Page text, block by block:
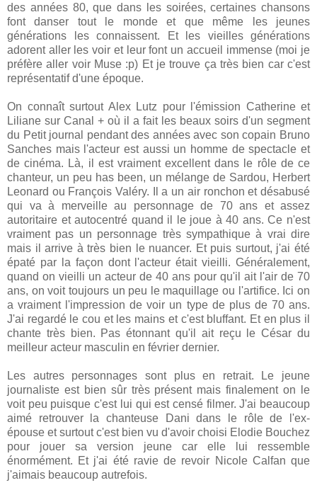
des années 80, que dans les soirées, certaines chansons
font danser tout le monde et que même les jeunes
générations les connaissent. Et les vieilles générations
adorent aller les voir et leur font un accueil immense (moi je
préfère aller voir Muse :p) Et je trouve ça très bien car c'est
représentatif d'une époque.
On connaît surtout Alex Lutz pour l'émission Catherine et
Liliane sur Canal + où il a fait les beaux soirs d'un segment
du Petit journal pendant des années avec son copain Bruno
Sanches mais l'acteur est aussi un homme de spectacle et
de cinéma. Là, il est vraiment excellent dans le rôle de ce
chanteur, un peu has been, un mélange de Sardou, Herbert
Leonard ou François Valéry. Il a un air ronchon et désabusé
qui va à merveille au personnage de 70 ans et assez
autoritaire et autocentré quand il le joue à 40 ans. Ce n'est
vraiment pas un personnage très sympathique à vrai dire
mais il arrive à très bien le nuancer. Et puis surtout, j'ai été
épaté par la façon dont l'acteur était vieilli. Généralement,
quand on vieilli un acteur de 40 ans pour qu'il ait l'air de 70
ans, on voit toujours un peu le maquillage ou l'artifice. Ici on
a vraiment l'impression de voir un type de plus de 70 ans.
J'ai regardé le cou et les mains et c'est bluffant. Et en plus il
chante très bien. Pas étonnant qu'il ait reçu le César du
meilleur acteur masculin en février dernier.
Les autres personnages sont plus en retrait. Le jeune
journaliste est bien sûr très présent mais finalement on le
voit peu puisque c'est lui qui est censé filmer. J'ai beaucoup
aimé retrouver la chanteuse Dani dans le rôle de l'ex-
épouse et surtout c'est bien vu d'avoir choisi Elodie Bouchez
pour jouer sa version jeune car elle lui ressemble
énormément. Et j'ai été ravie de revoir Nicole Calfan que
j'aimais beaucoup autrefois.